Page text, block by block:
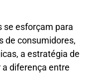
se esforçam para
de consumidores,
a estratégia de
diferença entre